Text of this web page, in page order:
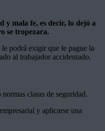
y mala fe, es decir, lo dejó a
se tropezara.
le podrá exigir que le pague la
al trabajador accidentado.
claras de seguridad.
y aplicarse una